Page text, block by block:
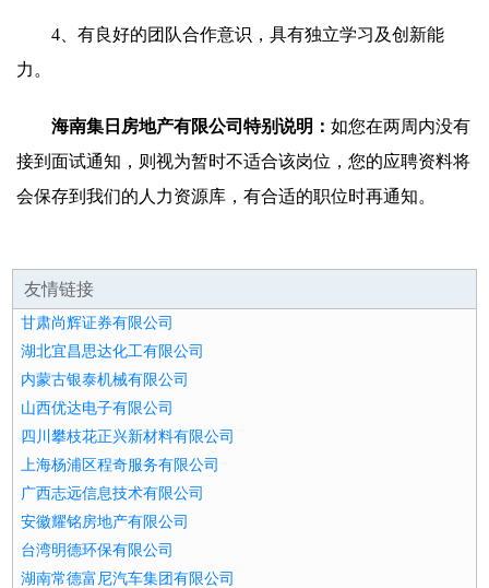
4、有良好的团队合作意识，具有独立学习及创新能
力。
海南集日房地产有限公司特别说明： 如您在两周内没有
接到面试通知，则视为暂时不适合该岗位，您的应聘资料将
会保存到我们的人力资源库，有合适的职位时再通知。
友情链接
甘肃尚辉证券有限公司
湖北宜昌思达化工有限公司
内蒙古银泰机械有限公司
山西优达电子有限公司
四川攀枝花正兴新材料有限公司
上海杨浦区程奇服务有限公司
广西志远信息技术有限公司
安徽耀铭房地产有限公司
台湾明德环保有限公司
湖南常德富尼汽车集团有限公司